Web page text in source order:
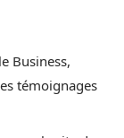
Business,
témoignages